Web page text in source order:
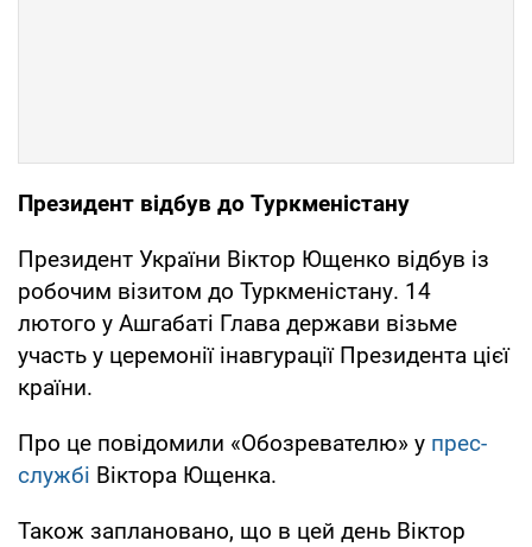
Президент відбув до Туркменістану
Президент України Віктор Ющенко відбув із
робочим візитом до Туркменістану. 14
лютого у Ашгабаті Глава держави візьме
участь у церемонії інавгурації Президента цієї
країни.
Про це повідомили «Обозревателю» у прес-
службі Віктора Ющенка.
Також заплановано, що в цей день Віктор